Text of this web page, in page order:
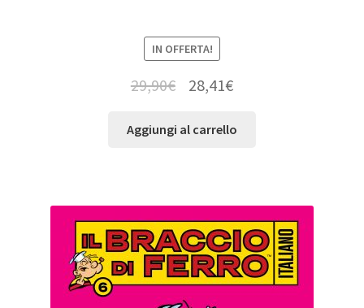
IN OFFERTA!
29,90€ 28,41€
Aggiungi al carrello